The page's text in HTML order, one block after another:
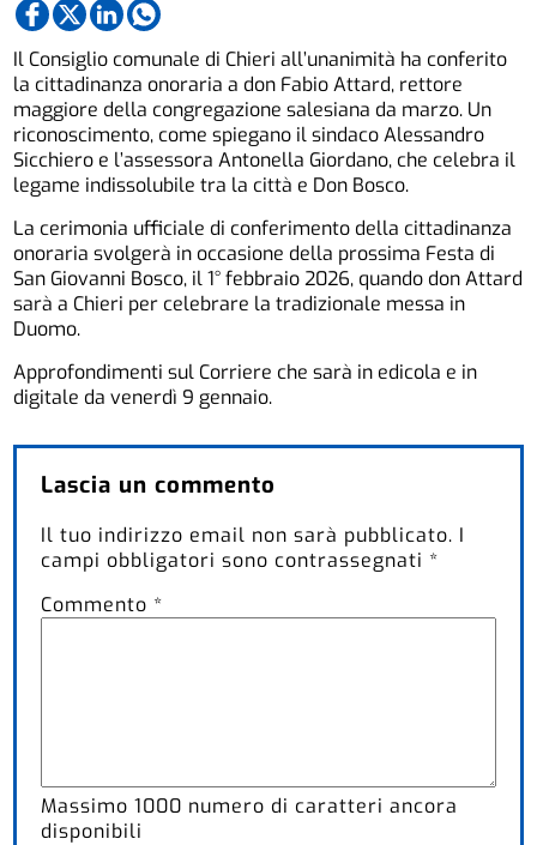
Il Consiglio comunale di Chieri all’unanimità ha conferito
la cittadinanza onoraria a don Fabio Attard, rettore
maggiore della congregazione salesiana da marzo. Un
riconoscimento, come spiegano il sindaco Alessandro
Sicchiero e l’assessora Antonella Giordano, che celebra il
legame indissolubile tra la città e Don Bosco.
La cerimonia ufficiale di conferimento della cittadinanza
onoraria svolgerà in occasione della prossima Festa di
San Giovanni Bosco, il 1° febbraio 2026, quando don Attard
sarà a Chieri per celebrare la tradizionale messa in
Duomo.
Approfondimenti sul Corriere che sarà in edicola e in
digitale da venerdì 9 gennaio.
Lascia un commento
Il tuo indirizzo email non sarà pubblicato. I
campi obbligatori sono contrassegnati *
Commento *
Massimo1000 numero di caratteri ancora
disponibili